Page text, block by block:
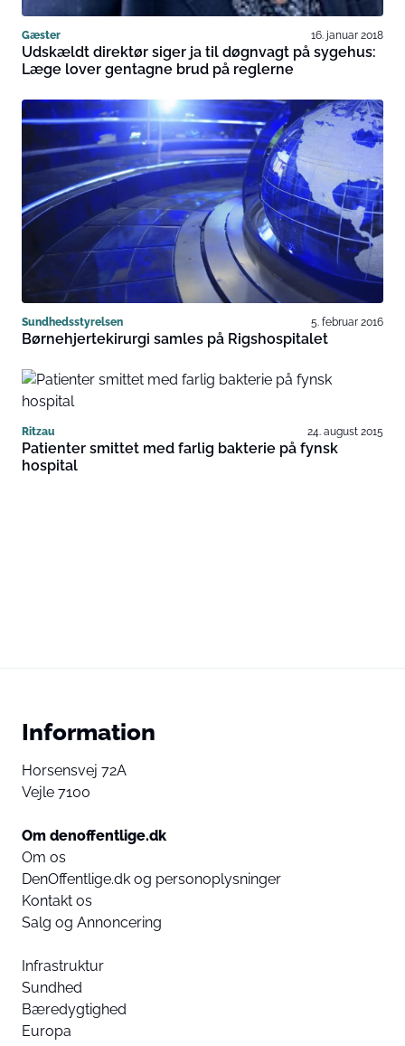
Gæster 16. januar 2018
Udskældt direktør siger ja til døgnvagt på sygehus:
Læge lover gentagne brud på reglerne
Sundhedsstyrelsen 5. februar 2016
Børne­hjertekirurgi samles på Rigshospitalet
Ritzau 24. august 2015
Patienter smittet med farlig bakterie på fynsk
hospital
Information
Horsensvej 72A
Vejle 7100
Om denoffentlige.dk
Om os
DenOffentlige.dk og personoplysninger
Kontakt os
Salg og Annoncering
Infrastruktur
Sundhed
Bæredygtighed
Europa